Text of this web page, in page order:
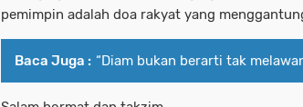
pemimpin adalah doa rakyat yang
Baca Juga : “Diam bukan berarti tak